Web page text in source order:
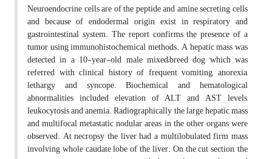
Neuroendocrine cells are of the peptide and amine secreting cells
and because of endodermal origin, exist in respiratory and
gastrointestinal system. The report confirms the presence of a
tumor using immunohistochemical methods. A hepatic mass was
detected in a 10-year-old male mixed–breed dog which was
referred with clinical history of frequent vomiting, anorexia,
lethargy and syncope. Biochemical and hematological
abnormalities included elevation of ALT and AST levels,
leukocytosis and anemia. Radiographically the large hepatic mass
and multifocal metastatic nodular areas in the other organs were
observed. At necropsy the liver had a multilobulated firm mass
involving whole caudate lobe of the liver. On the cut section, the